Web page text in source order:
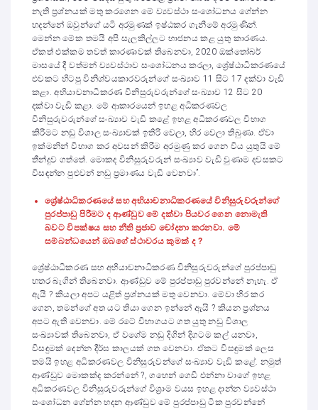
නැති ප්‍රශ්නයක් මතු කරගෙන මේ ව්‍යවස්ථා සංශෝධනය ගේන්න
හදන්නේ ඔවුන්ගේ යටි අරමුණක් ඉෂ්ඨකර ගැනීමේ අරමුණින්.
මෙන්න මේක තමයි අපි සැලකිල්ලට භාජනය කළ යුතු කාරණය.
ඒකත් එක්කම තවත් කාරණාවක් තිබෙනවා, 2020 ඔක්තෝබර්
මාසයේ දී වත්මන් ව්‍යවස්ථාව සංශෝධනය කරලා, ශ්‍රේෂ්ඨාධිකරණයේ
එවකට හිටපු විනිශ්චයකාරවරුන්ගේ සංඛ්‍යාව 11 සිට 17 දක්වා වැඩි
කළා. අභියාචනාධිකරණ විනිසුරුවරුන්ගේ සංඛ්‍යාව 12 සිට 20
දක්වා වැඩි කළා. මේ ආකාරයෙන් ඉහළ අධිකරණවල
විනිසුරුවරුන්ගේ සංඛ්‍යාව වැඩි කළේ ඉහළ අධිකරණවල විභාග
කිරීමට නඩු විශාල සංඛ්‍යාවක් ඉතිරි වෙලා, හිර වෙලා තිබුණා. ඒවා
ඉක්මනින් විභාග කර අවසන් කිරීම අරමුණු කර ගෙන විය යුතුයි මේ
තීන්දුව ගත්තේ. මොකද විනිසුරුවරුන් සංඛ්‍යාව වැඩි වුණාම දවසකට
විසඳන්න පුළුවන් නඩු ප්‍රමාණය වැඩි වෙනවා”.
ශ්‍රේෂ්ඨාධිකරණයේ සහ අභියාචනාධිකරණයේ විනිසුරුවරුන්ගේ
පුරප්පාඩු පිරීමට ද ආණ්ඩුව මේ දක්වා පියවර ගෙන නොමැති
බවට විපක්ෂය සහ නීති ප්‍රජාව චෝදනා කරනවා. මේ
සම්බන්ධයෙන් ඔබගේ ස්ථාවරය කුමක් ද ?
ශ්‍රේෂ්ඨාධිකරණ සහ අභියාචනාධිකරණ විනිසුරුවරුන්ගේ පුරප්පාඩු
හතර බැගින් තිබෙනවා. ආණ්ඩුව මේ පුරප්පාඩු පුරවන්නේ නැහැ. ඒ
ඇයි ? කියලා අපට යළිත් ප්‍රශ්නයක් මතු වෙනවා. මේවා හිර කර
ගෙන, තමන්ගේ අත යට තියා ගෙන ඉන්නේ ඇයි ? කියන ප්‍රශ්නය
අපට ඇති වෙනවා. මේ රටේ විභාගයට ගත යුතු නඩු විශාල
සංඛ්‍යාවක් තිබෙනවා, ඒ වගේම නඩු දිගින් දිගටම කල් යනවා,
විසඳුමක් දෙන්න දීර්ඝ කාලයක් ගත වෙනවා. ඒකට විසඳුමක් ලෙස
තමයි ඉහළ අධිකරණවල විනිසුරුවන්ගේ සංඛ්‍යාව වැඩි කළේ. නමුත්
ආණ්ඩුව මොකක්ද කරන්නේ ?, ගහෙන් ගෙඩි එන්නා වාගේ ඉහළ
අධිකරණවල විනිසුරුවරුන්ගේ විශ්‍රාම වයස ඉහළ දාන්න ව්‍යවස්ථා
සංශෝධන ගේන්න හදන ආණ්ඩුව මේ පුරප්පාඩු ටික පුරවන්නේ